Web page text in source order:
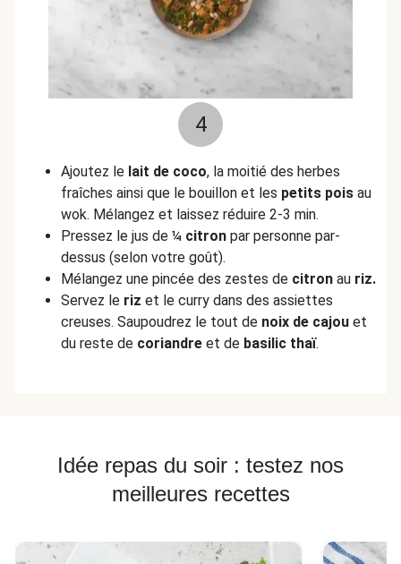
4
Ajoutez le lait de coco, la moitié des herbes
fraîches ainsi que le bouillon et les petits pois au
wok. Mélangez et laissez réduire 2-3 min.
Pressez le jus de ¼ citron par personne par-
dessus (selon votre goût).
Mélangez une pincée des zestes de citron au riz.
Servez le riz et le curry dans des assiettes
creuses. Saupoudrez le tout de noix de cajou et
du reste de coriandre et de basilic thaï.
Idée repas du soir : testez nos
meilleures recettes